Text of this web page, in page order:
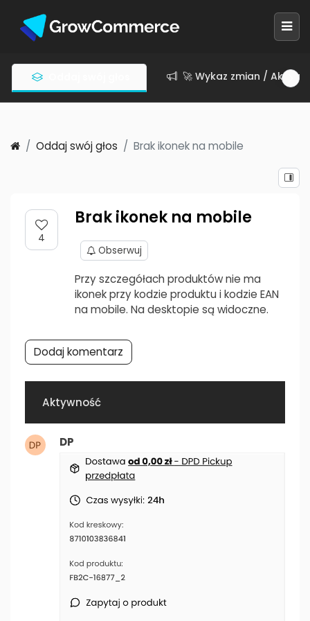
🚀 Wykaz zmian /
Oddaj swój głos Brak ikonek na mobile
4
Brak ikonek na mobile
Obserwuj
Przy szczegółach produktów nie ma
ikonek przy kodzie produktu i kodzie EAN
na mobile. Na desktopie są widoczne.
Dodaj komentarz
Aktywność
DP